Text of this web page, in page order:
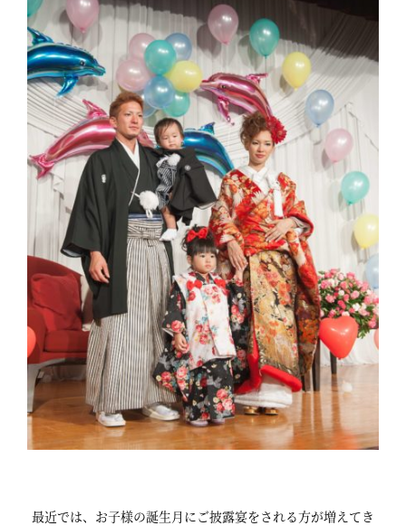
最近では、お子様の誕生月にご披露宴をされる方が増えてき